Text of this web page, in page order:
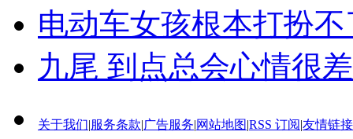
电动车女孩根本打扮
九尾 到点总会心情很差
关于我们|服务条款|广告服务|网站地图|RSS 订阅|友情链接